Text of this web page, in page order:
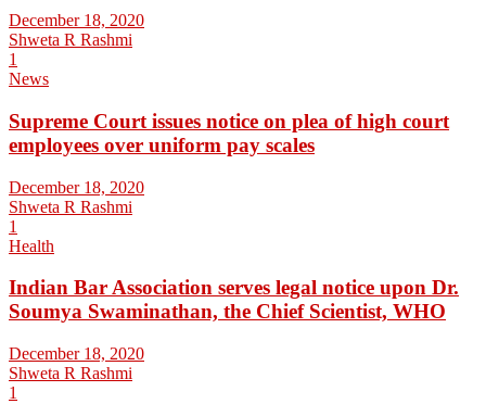
December 18, 2020
Shweta R Rashmi
1
News
Supreme Court issues notice on plea of high court
employees over uniform pay scales
December 18, 2020
Shweta R Rashmi
1
Health
Indian Bar Association serves legal notice upon Dr.
Soumya Swaminathan, the Chief Scientist, WHO
December 18, 2020
Shweta R Rashmi
1